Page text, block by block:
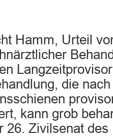
Hamm, Urteil
die
kann grob
26. Zivilsenat